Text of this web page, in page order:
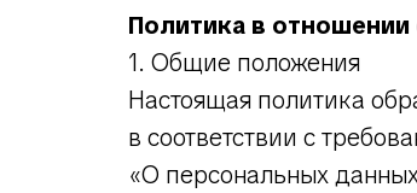
Политика в
1. Общие положения
Настоящая политика
в соответствии с
«О персональных